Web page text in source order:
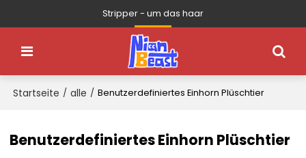
Stripper - um das haar
Startseite / alle / Benutzerdefiniertes Einhorn Plüschtier
Benutzerdefiniertes Einhorn Plüschtier